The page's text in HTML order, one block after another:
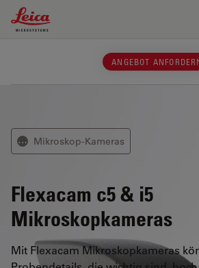
Leica Microsystems Logo
ANGEBOT
⋯ Mikroskop-Kameras
Flexacam c5 & i5
Mikroskopkameras
Mit Flexacam Mikroskopkameras